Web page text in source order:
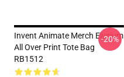
Invent Animate Merch Elysium
All Over Print Tote Bag
RB1512
-20%